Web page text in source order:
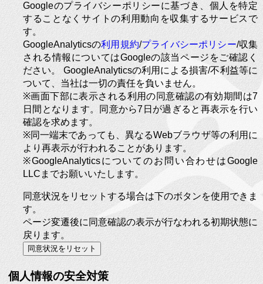
Googleのプライバシーポリシーに基づき、個人を特定
することなくサイトの利用動向を収集するサービスで
す。
GoogleAnalyticsの利用規約/プライバシーポリシー/収集
される情報についてはGoogleの該当ページをご確認く
ださい。 GoogleAnalyticsの利用による損害/不利益等に
ついて、当社は一切の責任を負いません。
※画面下部に表示される利用の同意確認の有効期間は7
日間となります。同意から7日が過ぎると再表示を行い
確認を求めます。
※同一端末であっても、異なるWebブラウザ等の利用に
より再表示が行われることがあります。
※GoogleAnalyticsについてのお問い合わせはGoogle
LLCまでお願いいたします。
同意状況をリセットする場合は下のボタンを使用できま
す。
ページ変遷後に同意確認の表示が行なわれる初期状態に
戻ります。
同意状況をリセット
個人情報の安全対策